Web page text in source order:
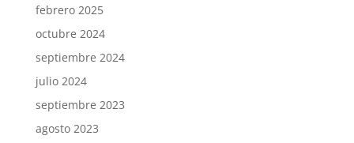
febrero 2025
octubre 2024
septiembre 2024
julio 2024
septiembre 2023
agosto 2023